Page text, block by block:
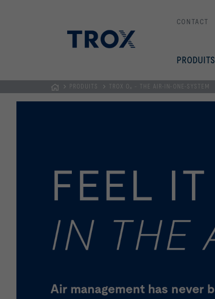
CONTACT
PRODUITS
PRODUITS TROX Oₓ - THE AIR-IN-ONE-SYSTEM